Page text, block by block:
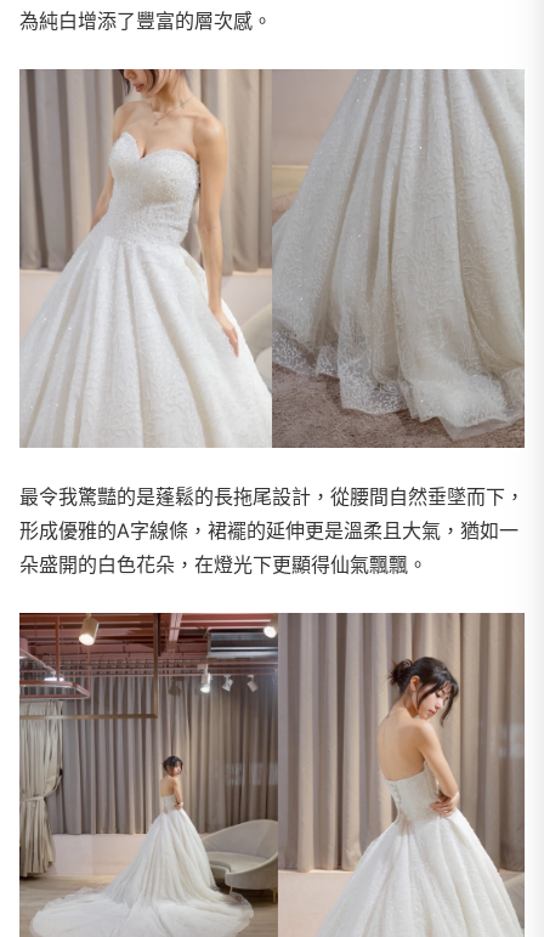
為純白增添了豐富的層次感。
最令我驚豔的是蓬鬆的長拖尾設計，從腰間自然垂墜而下，
形成優雅的A字線條，裙襬的延伸更是溫柔且大氣，猶如一
朵盛開的白色花朵，在燈光下更顯得仙氣飄飄。